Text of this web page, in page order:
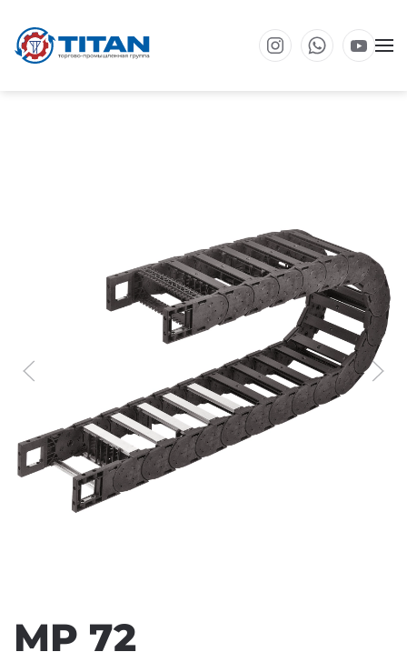
Перейти к основному содержанию
MP 72